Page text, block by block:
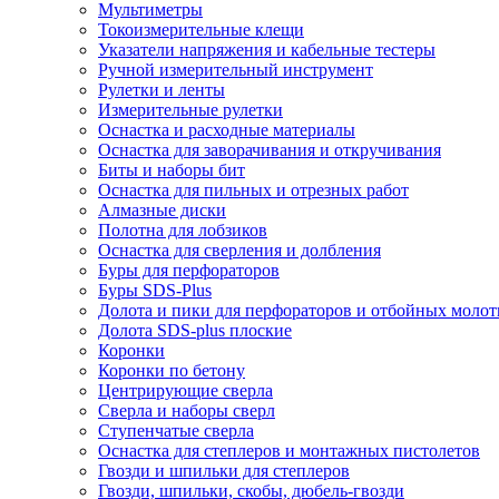
Мультиметры
Токоизмерительные клещи
Указатели напряжения и кабельные тестеры
Ручной измерительный инструмент
Рулетки и ленты
Измерительные рулетки
Оснастка и расходные материалы
Оснастка для заворачивания и откручивания
Биты и наборы бит
Оснастка для пильных и отрезных работ
Алмазные диски
Полотна для лобзиков
Оснастка для сверления и долбления
Буры для перфораторов
Буры SDS-Plus
Долота и пики для перфораторов и отбойных
Долота SDS-plus плоские
Коронки
Коронки по бетону
Центрирующие сверла
Сверла и наборы сверл
Ступенчатые сверла
Оснастка для степлеров и монтажных пистолетов
Гвозди и шпильки для степлеров
Гвозди, шпильки, скобы, дюбель-гвозди